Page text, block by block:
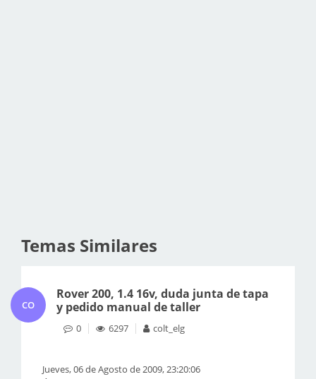
Temas Similares
CO
Rover 200, 1.4 16v, duda junta de tapa
y pedido manual de taller
0 6297 colt_elg
Jueves, 06 de Agosto de 2009, 23:20:06